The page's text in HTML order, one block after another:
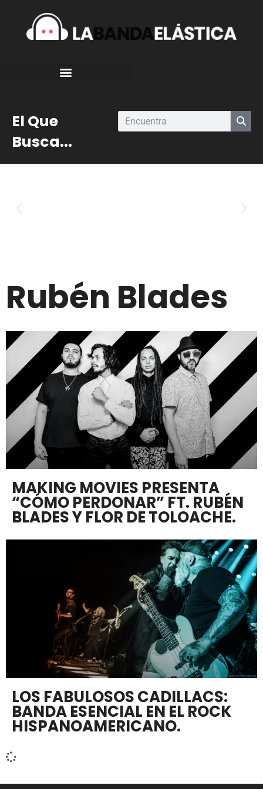
El Que
Busca...
Rubén Blades
MAKING MOVIES PRESENTA
“CÓMO PERDONAR” FT. RUBÉN
BLADES Y FLOR DE TOLOACHE.
LOS FABULOSOS CADILLACS:
BANDA ESENCIAL EN EL ROCK
HISPANOAMERICANO.